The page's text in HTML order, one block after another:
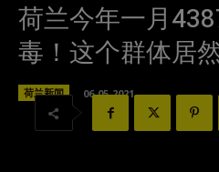
荷兰今年一月
毒！这个群体居
荷兰新闻 06-05-2021